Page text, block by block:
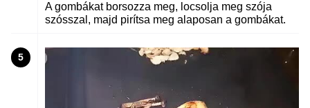
A gombákat borsozza meg, locsolja meg szója
szósszal, majd pirítsa meg alaposan a gombákat.
5